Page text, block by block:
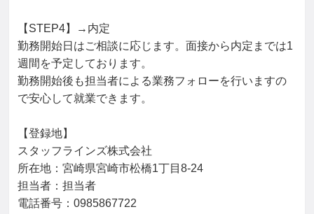
【STEP4】→内定
勤務開始日はご相談に応じます。面接から内定までは1
週間を予定しております。
勤務開始後も担当者による業務フォローを行いますの
で安心して就業できます。
【登録地】
スタッフラインズ株式会社
所在地：宮崎県宮崎市松橋1丁目8-24
担当者：担当者
電話番号：0985867722